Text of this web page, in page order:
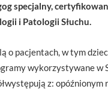
specjalny,
i Patologii Słuchu.
o pacjentach, w tym
wykorzystywane w
z: opóźnionym